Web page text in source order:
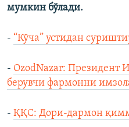
мумкин бўлади.
- “Кўча” устидан
- OzodNazar: Президент
берувчи фармонни
- ҚҚС: Дори-дармон